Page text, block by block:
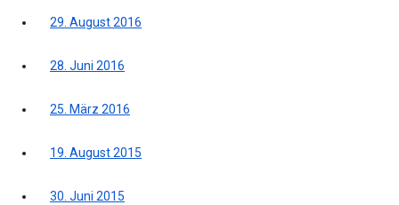
29. August 2016
28. Juni 2016
25. März 2016
19. August 2015
30. Juni 2015